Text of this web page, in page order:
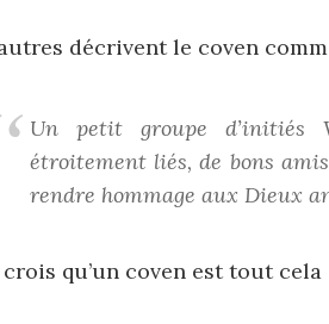
décrivent le coven
Un petit groupe d’initiés
étroitement liés, de bons
rendre hommage aux Dieux
crois qu’un coven est tout